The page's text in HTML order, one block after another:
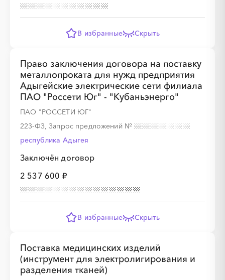
В избранные Скрыть
Право заключения договора на поставку
металлопроката для нужд предприятия
Адыгейские электрические сети филиала
ПАО "Россети Юг" - "Кубаньэнерго"
ПАО "РОССЕТИ ЮГ"
223-ФЗ, Запрос предложений №
республика Адыгея
Заключён договор
2 537 600 ₽
В избранные Скрыть
Поставка медицинских изделий
(инструмент для электролигирования и
разделения тканей)
░
░
░
░
░
░
░
░
░
░
░
░
░
░